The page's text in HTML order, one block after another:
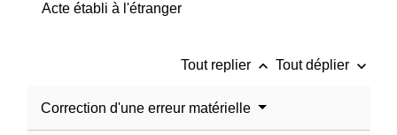
Acte établi à l'étranger
Tout replier keyboard_arrow_up Tout déplier keyboard_arrow_down
Correction d'une erreur matérielle